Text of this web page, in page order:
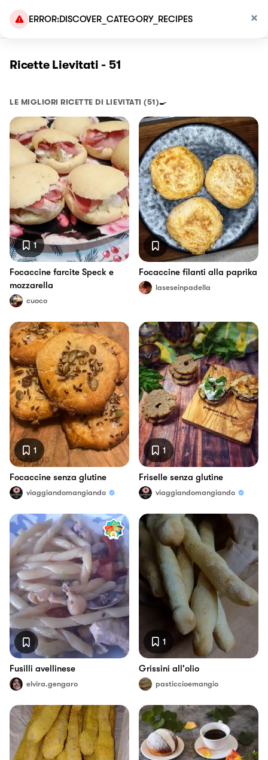
ERROR:DISCOVER_CATEGORY_RECIPES
Ricette Lievitati - 51
LE MIGLIORI RICETTE DI LIEVITATI (51)🍳
1
Focaccine farcite Speck e
mozzarella
cuoco
Focaccine filanti alla paprika
laseseinpadella
1
Focaccine senza glutine
viaggiandomangiando
1
Friselle senza glutine
viaggiandomangiando
Fusilli avellinese
elvira.gengaro
1
Grissini all'olio
pasticcioemangio